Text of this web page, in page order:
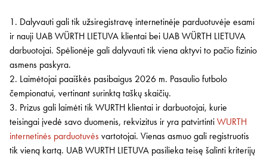
1. Dalyvauti gali tik užsiregistravę internetinėje parduotuvėje esami
ir nauji UAB WÜRTH LIETUVA klientai bei UAB WÜRTH LIETUVA
darbuotojai. Spėlionėje gali dalyvauti tik viena aktyvi to pačio fizinio
asmens paskyra.
2. Laimėtojai paaiškės pasibaigus 2026 m. Pasaulio futbolo
čempionatui, vertinant surinktą taškų skaičių.
3. Prizus gali laimėti tik WURTH klientai ir darbuotojai, kurie
teisingai įvedė savo duomenis, rekvizitus ir yra patvirtinti WURTH
internetinės parduotuvės vartotojai. Vienas asmuo gali registruotis
tik vieną kartą. UAB WURTH LIETUVA pasilieka teisę šalinti kriterijų